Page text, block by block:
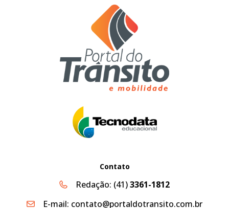
Contato
Redação: (41)3361-1812
E-mail: contato@portaldotransito.com.br